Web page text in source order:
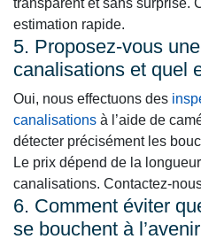
estimation rapide.
5. Proposez-vous
canalisations et quel
Oui, nous effectuons des
canalisations à l’aide de
détecter précisément les
Le prix dépend de la
canalisations. Contactez-
6. Comment éviter
se bouchent à